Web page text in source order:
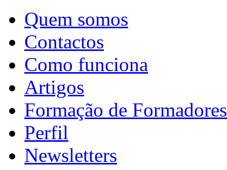
Quem somos
Contactos
Como funciona
Artigos
Formação de Formadores
Perfil
Newsletters